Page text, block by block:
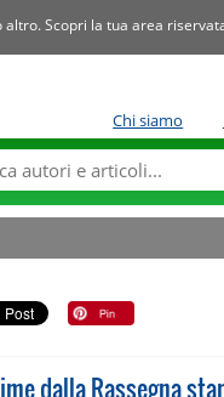
Scopri la tua area
Chi siamo
dalla Rassegna